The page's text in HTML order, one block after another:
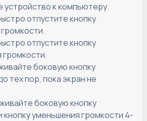
к компьютеру.
отпустите кнопку
отпустите кнопку
боковую кнопку
тех пор, пока экран не
боковую кнопку
кнопку уменьшения громкости 4-